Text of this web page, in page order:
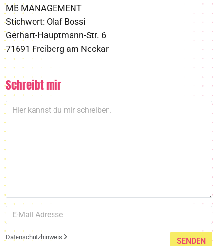
MB MANAGEMENT
Stichwort: Olaf Bossi
Gerhart-Hauptmann-Str. 6
71691 Freiberg am Neckar
Schreibt mir
Datenschutzhinweis SENDEN